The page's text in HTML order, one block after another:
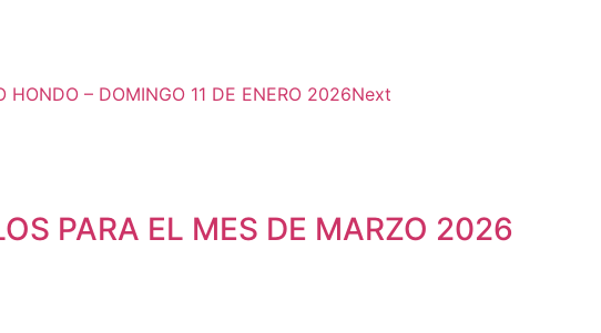
– DOMINGO 11 DE ENERO 2026Next
PARA EL MES DE MARZO 2026